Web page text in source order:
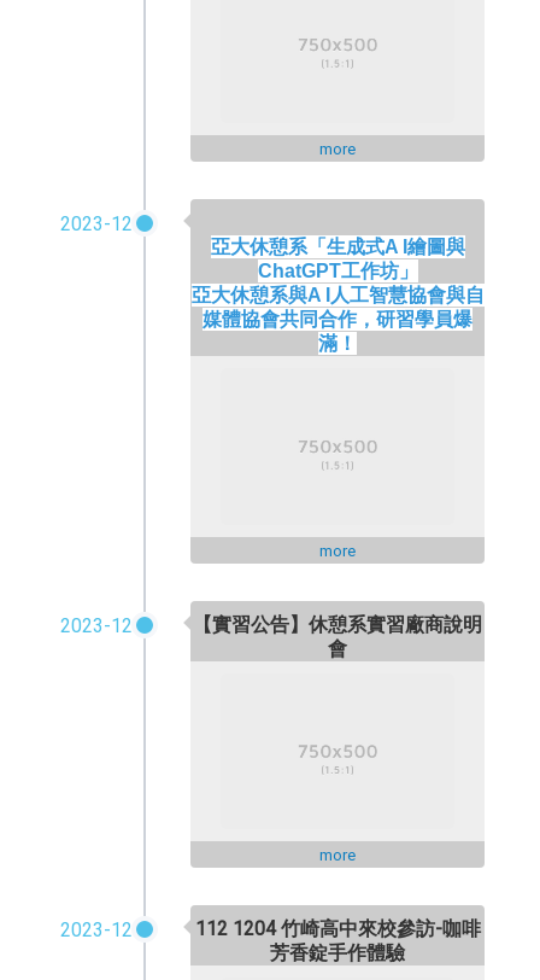
more
2023-12
亞大休憩系「生成式A I 繪圖與
ChatGPT工作坊」
亞大休憩系與A I
人工智慧協會與自
媒體協會共同合作，研習學員爆
滿！
more
2023-12
【實習公告】休憩系實習廠商說明
會
more
2023-12
112 1204 竹崎高中來校參訪-咖啡
芳香錠手作體驗